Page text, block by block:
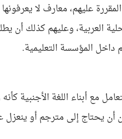
عليهم، معارف لا
العربية، وعليهم كذلك أن
داخل المؤسسة التعليمية.
مع أبناء اللغة الأجنبية
يحتاج إلى مترجم أو ينعزل